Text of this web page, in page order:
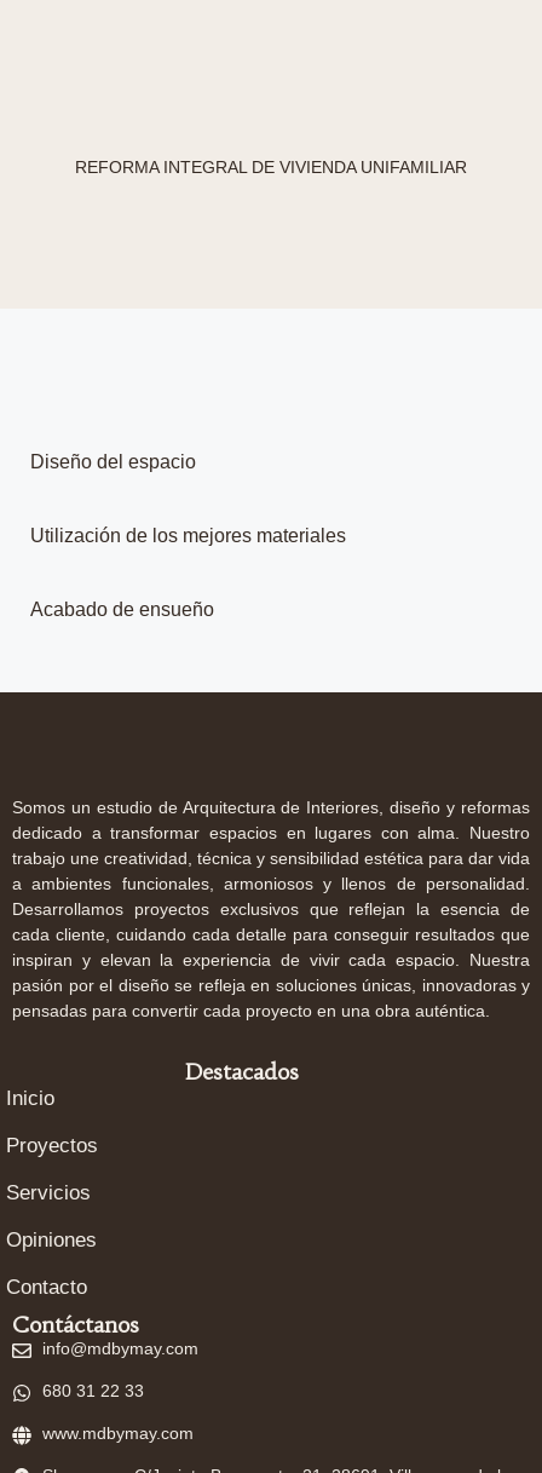
REFORMA INTEGRAL DE VIVIENDA UNIFAMILIAR
Diseño del espacio
Utilización de los mejores materiales
Acabado de ensueño
Somos un estudio de Arquitectura de Interiores, diseño y reformas
dedicado a transformar espacios en lugares con alma. Nuestro
trabajo une creatividad, técnica y sensibilidad estética para dar vida
a ambientes funcionales, armoniosos y llenos de personalidad.
Desarrollamos proyectos exclusivos que reflejan la esencia de
cada cliente, cuidando cada detalle para conseguir resultados que
inspiran y elevan la experiencia de vivir cada espacio. Nuestra
pasión por el diseño se refleja en soluciones únicas, innovadoras y
pensadas para convertir cada proyecto en una obra auténtica.
Destacados
Inicio
Proyectos
Servicios
Opiniones
Contacto
Contáctanos
info@mdbymay.com
680 31 22 33
www.mdbymay.com